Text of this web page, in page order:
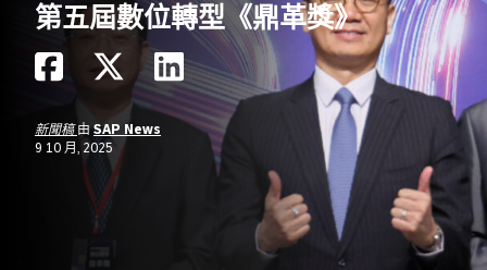
第五屆數位轉型《鼎革獎》
新聞稿由SAP News
9 10 月, 2025